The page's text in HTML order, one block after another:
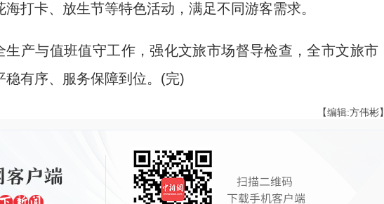
打卡、放生节等特色活动，满足不同游客需求。
产与值班值守工作，强化文旅市场督导检查，全市文旅市
有序、服务保障到位。(完)
【编辑:方伟彬】